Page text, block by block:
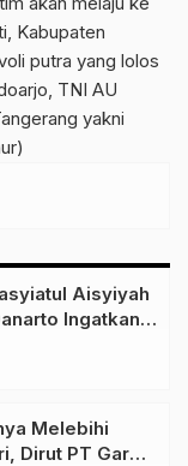
Kabupaten
putra yang lolos
TNI AU
yakni
Aisyiyah
Ingatkan
Para Kader NA
Melebihi
Dirut PT Garda